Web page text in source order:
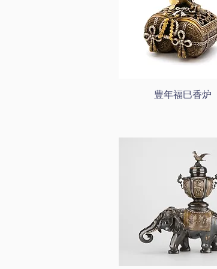
豊年福巳香炉